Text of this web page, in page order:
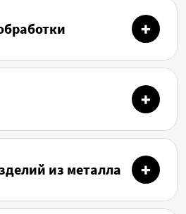
из металла